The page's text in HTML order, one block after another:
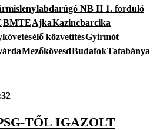
labdarúgó NB II 1. forduló
BMTEAjkaKazincbarcika
élő közvetítésGyirmót
MezőkövesdBudafokTatabánya
TŐL IGAZOLT